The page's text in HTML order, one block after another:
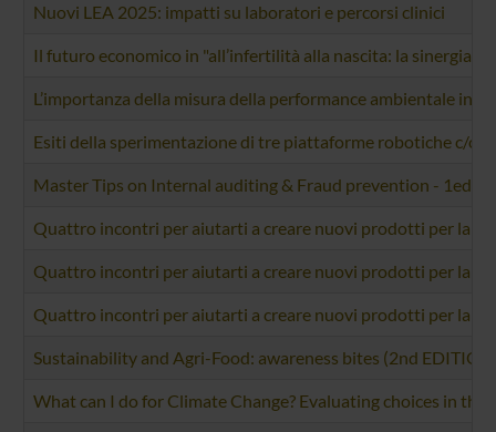
Nuovi LEA 2025: impatti su laboratori e percorsi clinici
Il futuro economico in "all’infertilità alla nascita: la sinergia
L’importanza della misura della performance ambientale in
Esiti della sperimentazione di tre piattaforme robotiche c/o
Master Tips on Internal auditing & Fraud prevention - 1ed
Quattro incontri per aiutarti a creare nuovi prodotti per la
Quattro incontri per aiutarti a creare nuovi prodotti per la
Quattro incontri per aiutarti a creare nuovi prodotti per la
Sustainability and Agri-Food: awareness bites (2nd
What can I do for Climate Change? Evaluating choices in